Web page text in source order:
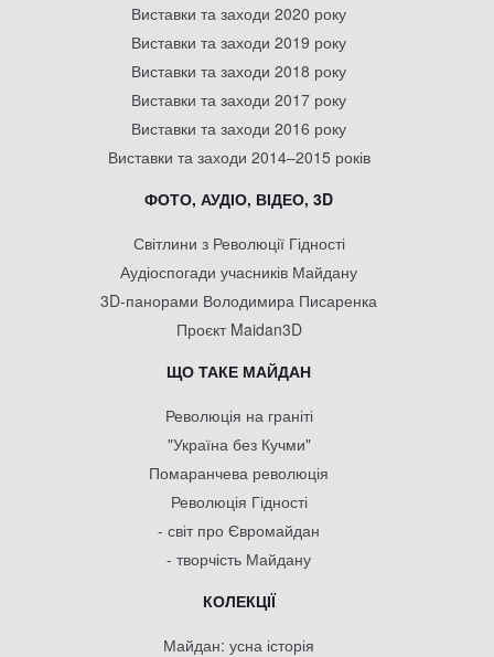
Виставки та заходи 2020 року
Виставки та заходи 2019 року
Виставки та заходи 2018 року
Виставки та заходи 2017 року
Виставки та заходи 2016 року
Виставки та заходи 2014–2015 років
ФОТО, АУДІО, ВІДЕО, 3D
Світлини з Революції Гідності
Аудіоспогади учасників Майдану
3D-панорами Володимира Писаренка
Проєкт Maidan3D
ЩО ТАКЕ МАЙДАН
Революція на граніті
"Україна без Кучми"
Помаранчева революція
Революція Гідності
- світ про Євромайдан
- творчість Майдану
КОЛЕКЦІЇ
Майдан: усна історія